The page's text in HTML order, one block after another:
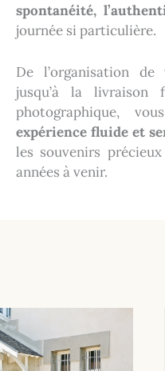
spontanéité,
journée si particulière.
De l’organisation
jusqu’à la livraison
photographique,
expérience fluide et
les souvenirs
années à venir.